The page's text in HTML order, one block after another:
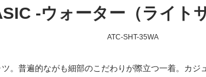
-ウォーター（ライト
ATC-SHT-35WA
。普遍的ながも細部のこだわりが際立つ一着。カジ